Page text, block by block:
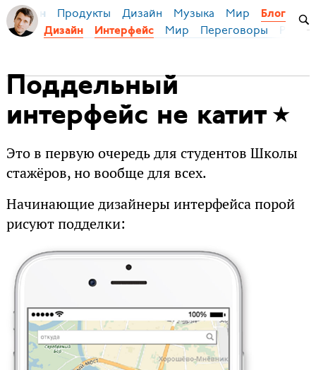
Бирман Продукты Дизайн Музыка Мир
Блог
Дизайн
Интерфейс Мир Переговоры
Поддельный
интерфейс не катит
Это в первую очередь для студентов Школы
стажёров, но вообще для всех.
Начинающие дизайнеры интерфейса порой
рисуют подделки: